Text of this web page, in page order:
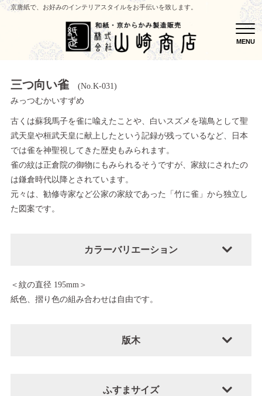
京唐紙で、お好みのインテリアスタイルをお手伝いを致します。
MENU
三つ向い雀
(No.K-031)
みっつむかいすずめ
古くは蘇我馬子を雀に喩えたことや、白いスズメを瑞鳥として聖
武天皇や桓武天皇に献上したという記録が残っているなど、日本
では雀を神聖視してきた歴史もみられます。
雀の紋は正倉院の御物にもみられるそうですが、家紋にされたの
は鎌倉時代以降とされています。
元々は、勧修寺家など公家の家紋であった「竹に雀」から独立し
た図案です。
カラーバリエーション
＜紋の直径 195mm＞
紙色、摺り色の組み合わせは自由です。
版木
ふすまサイズ